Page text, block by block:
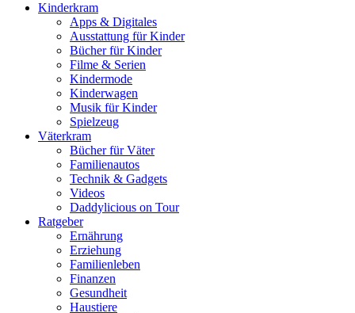
Kinderkram
Apps & Digitales
Ausstattung für Kinder
Bücher für Kinder
Filme & Serien
Kindermode
Kinderwagen
Musik für Kinder
Spielzeug
Väterkram
Bücher für Väter
Familienautos
Technik & Gadgets
Videos
Daddylicious on Tour
Ratgeber
Ernährung
Erziehung
Familienleben
Finanzen
Gesundheit
Haustiere